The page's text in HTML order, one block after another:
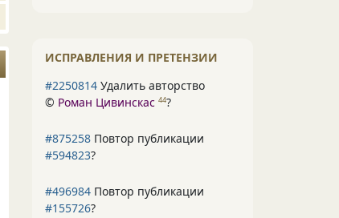
ИСПРАВЛЕНИЯ И ПРЕТЕНЗИИ
#2250814 Удалить авторство
© Роман Цивинскас 44?
#875258 Повтор публикации
#594823?
#496984 Повтор публикации
#155726?